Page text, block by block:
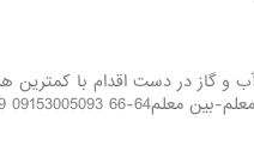
09015106609